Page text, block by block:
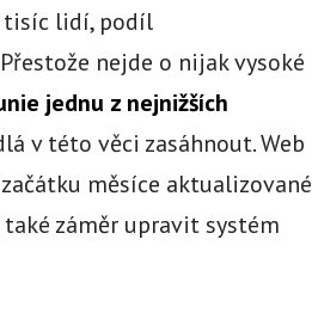
tisíc lidí, podíl
nejde o nijak vysoké
jednu z nejnižších
v této věci zasáhnout. Web
měsíce aktualizované
záměr upravit systém